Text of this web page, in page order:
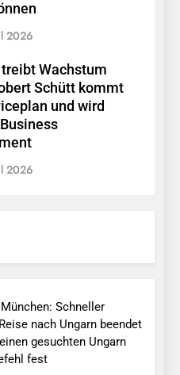
2026
treibt Wachstum
Schütt kommt
und wird
2026
Schneller
nach Ungarn beendet
gesuchten Ungarn
fest